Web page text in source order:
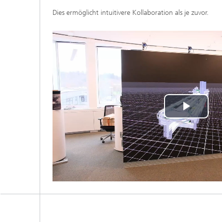
Dies ermöglicht intuitivere Kollaboration als je zuvor.
Play